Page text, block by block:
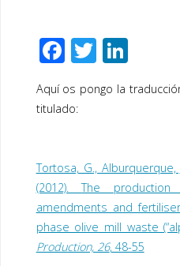
F
e
o
k
T
wi
tt
Li
k
n
Aquí os pongo la
titulado:
Tortosa, G., Alburquerque,
(2012).The
amendments and
phase olive mill waste
Production, 26, 48-55